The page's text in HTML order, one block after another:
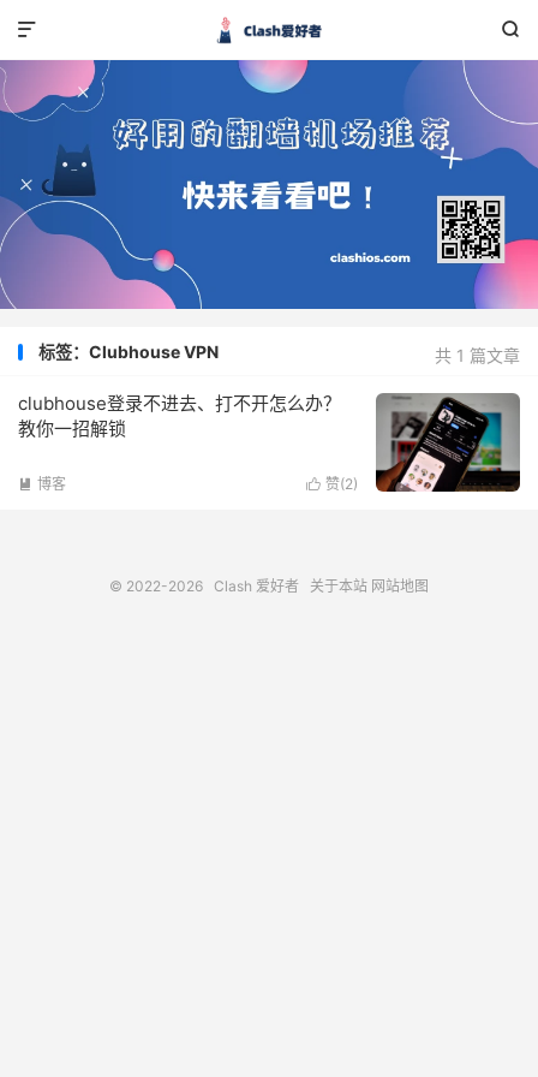


共 1 篇文章
标签：Clubhouse VPN
clubhouse登录不进去、打不开怎么办？
教你一招解锁
 赞(2)
 博客
© 2022-2026 Clash 爱好者 关于本站 网站地图